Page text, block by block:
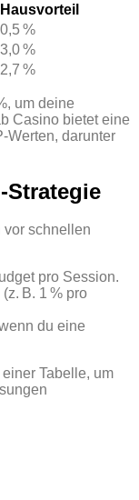
Hausvorteil
0,5 %
3,0 %
2,7 %
um deine
Casino bietet eine
darunter
vor schnellen
pro Session.
B. 1 % pro
du eine
Tabelle, um